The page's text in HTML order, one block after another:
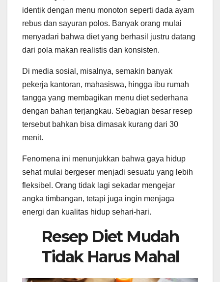
identik dengan menu monoton seperti dada ayam
rebus dan sayuran polos. Banyak orang mulai
menyadari bahwa diet yang berhasil justru datang
dari pola makan realistis dan konsisten.
Di media sosial, misalnya, semakin banyak
pekerja kantoran, mahasiswa, hingga ibu rumah
tangga yang membagikan menu diet sederhana
dengan bahan terjangkau. Sebagian besar resep
tersebut bahkan bisa dimasak kurang dari 30
menit.
Fenomena ini menunjukkan bahwa gaya hidup
sehat mulai bergeser menjadi sesuatu yang lebih
fleksibel. Orang tidak lagi sekadar mengejar
angka timbangan, tetapi juga ingin menjaga
energi dan kualitas hidup sehari-hari.
Resep Diet Mudah
Tidak Harus Mahal